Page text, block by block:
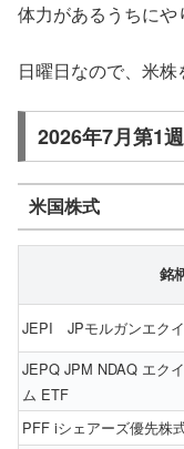
体力があるうちにや
日曜日なので、米株
2026年7月第1
米国株式
銘
JEPI JPモルガンエク
JEPQ JPM NDAQ エク
ム ETF
PFF iシェアーズ優先株